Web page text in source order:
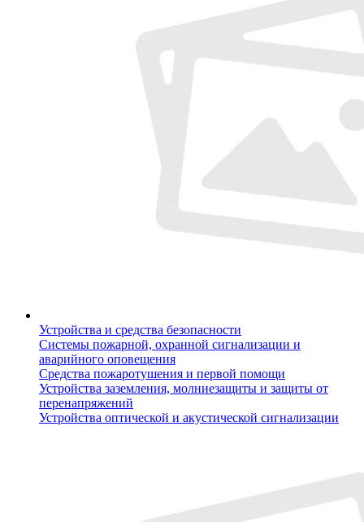
Устройства и средства безопасности
Системы пожарной, охранной сигнализации и
аварийного оповещения
Средства пожаротушения и первой помощи
Устройства заземления, молниезащиты и защиты от
перенапряжений
Устройства оптической и акустической сигнализации